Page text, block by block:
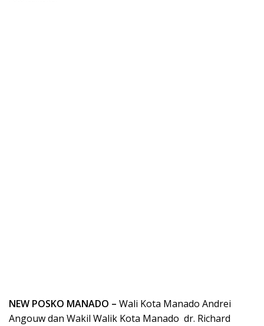
NEW POSKO MANADO – Wali Kota Manado Andrei
Angouw dan Wakil Walik Kota Manado dr. Richard